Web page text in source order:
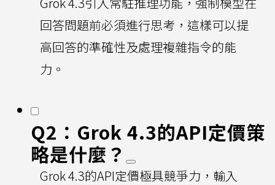
回答問題前必須進行思考，這樣可以提
高回答的準確性及處理複雜指令的能
力。
Q2：Grok 4.3的API定價策
略是什麼？
Grok 4.3的API定價極具競爭力，輸入